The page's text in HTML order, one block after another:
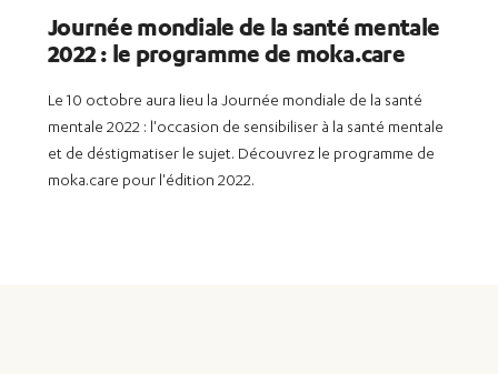
Journée mondiale de la santé mentale
2022 : le programme de moka.care
Le 10 octobre aura lieu la Journée mondiale de la santé
mentale 2022 : l'occasion de sensibiliser à la santé mentale
et de déstigmatiser le sujet. Découvrez le programme de
moka.care pour l'édition 2022.